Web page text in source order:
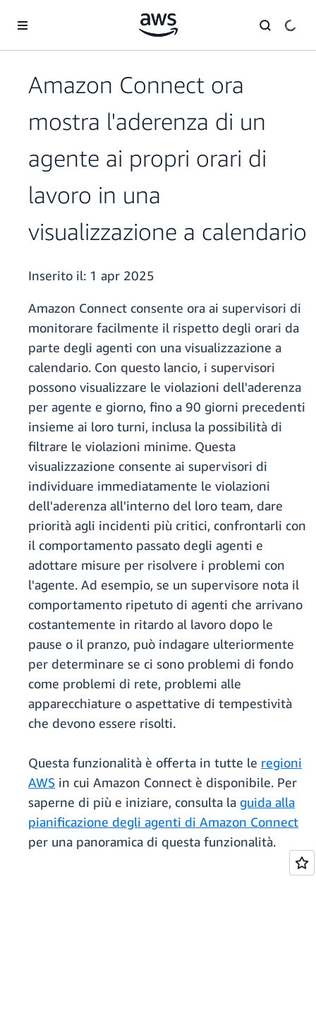
Amazon Connect ora
mostra l'aderenza di un
agente ai propri orari di
lavoro in una
visualizzazione a calendario
Inserito il: 1 apr 2025
Amazon Connect consente ora ai supervisori di
monitorare facilmente il rispetto degli orari da
parte degli agenti con una visualizzazione a
calendario. Con questo lancio, i supervisori
possono visualizzare le violazioni dell'aderenza
per agente e giorno, fino a 90 giorni precedenti
insieme ai loro turni, inclusa la possibilità di
filtrare le violazioni minime. Questa
visualizzazione consente ai supervisori di
individuare immediatamente le violazioni
dell'aderenza all'interno del loro team, dare
priorità agli incidenti più critici, confrontarli con
il comportamento passato degli agenti e
adottare misure per risolvere i problemi con
l'agente. Ad esempio, se un supervisore nota il
comportamento ripetuto di agenti che arrivano
costantemente in ritardo al lavoro dopo le
pause o il pranzo, può indagare ulteriormente
per determinare se ci sono problemi di fondo
come problemi di rete, problemi alle
apparecchiature o aspettative di tempestività
che devono essere risolti.
Questa funzionalità è offerta in tutte le regioni
AWS in cui Amazon Connect è disponibile. Per
saperne di più e iniziare, consulta la guida alla
pianificazione degli agenti di Amazon Connect
per una panoramica di questa funzionalità.